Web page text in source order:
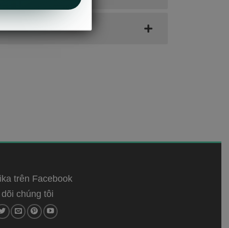
trên Facebook
chúng tôi